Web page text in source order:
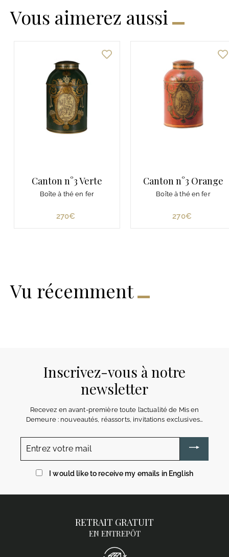
Vous aimerez aussi
Canton n°3 Verte
Boîte à thé en fer
270€
Canton n°3 Orange
Boîte à thé en fer
270€
Vu récemment
Inscrivez-vous à notre
newsletter
Recevez en avant-première toute l’actualité de Mis en
Demeure : nouveautés, réassorts, invitations exclusives…
I would like to receive my emails in English
RETRAIT GRATUIT
EN ENTREPÔT